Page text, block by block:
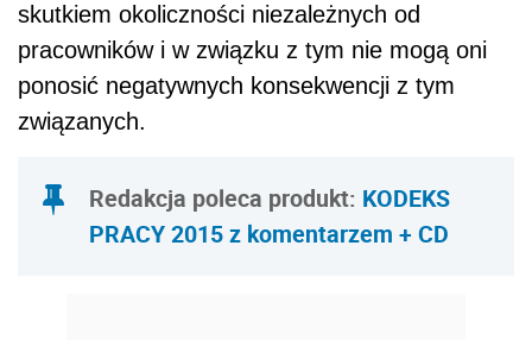
skutkiem okoliczności niezależnych od
pracowników i w związku z tym nie mogą oni
ponosić negatywnych konsekwencji z tym
związanych.
Redakcja poleca produkt: KODEKS
PRACY 2015 z komentarzem + CD